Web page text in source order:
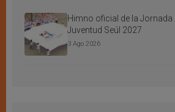
Himno oficial de la Jornada
Juventud Seúl 2027
3 Ago 2026